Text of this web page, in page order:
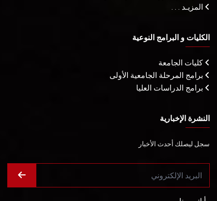
المزيـد . . .
الكليات و البرامج النوعية
كليات الجامعة
برامج المرحلة الجامعية الأولى
برامج الدراسات العليا
النشرة الإخبارية
سجل ليصلك أحدث الأخبار